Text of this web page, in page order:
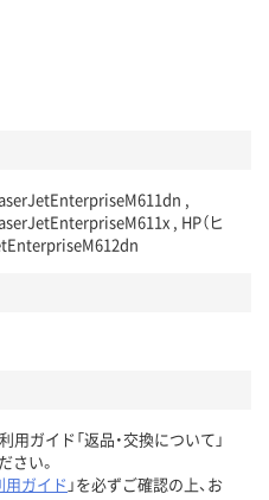
,
, HP（ヒ
用ガイド「返品・交換について」
さい。
用ガイド 」を必ずご確認の上、お